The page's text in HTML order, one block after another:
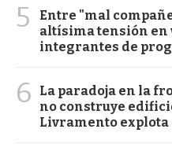
5
Entre "mal
altísima tensión en
integrantes de
6
La paradoja en la
no construye
Livramento explota